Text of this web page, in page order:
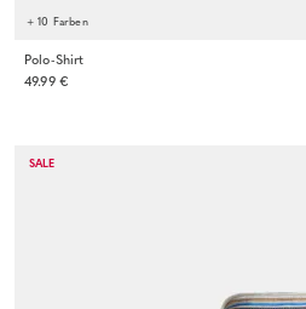
+ 10 Farben
Polo-Shirt
49.99 €
SALE